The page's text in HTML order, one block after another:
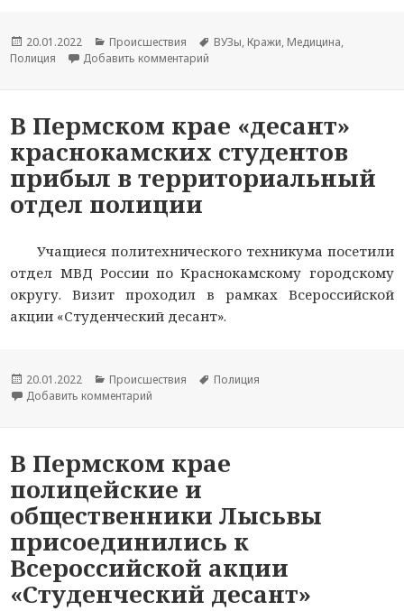
Опубликовано
20.01.2022 Рубрики
Происшествия Метки
ВУЗы, Кражи, Медицина,
Полиция
Добавить комментарий
В Пермском крае «десант»
краснокамских студентов
прибыл в территориальный
отдел полиции
Учащиеся политехнического техникума посетили
отдел МВД России по Краснокамскому городскому
округу. Визит проходил в рамках Всероссийской
акции «Студенческий десант».
Опубликовано
20.01.2022 Рубрики
Происшествия Метки
Полиция
Добавить комментарий
В Пермском крае
полицейские и
общественники Лысьвы
присоединились к
Всероссийской акции
«Студенческий десант»